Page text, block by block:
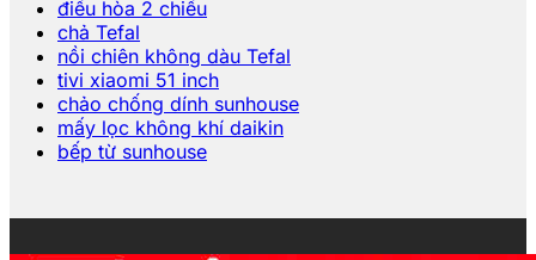
điều hòa 2 chiều
chả Tefal
nồi chiên không dàu Tefal
tivi xiaomi 51 inch
chảo chống dính sunhouse
mấy lọc không khí daikin
bếp từ sunhouse